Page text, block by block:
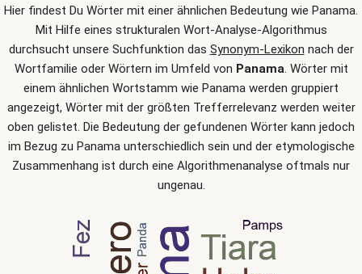
Hier findest Du Wörter mit einer ähnlichen Bedeutung wie Panama.
Mit Hilfe eines strukturalen Wort-Analyse-Algorithmus
durchsucht unsere Suchfunktion das Synonym-Lexikon nach der
Wortfamilie oder Wörtern im Umfeld von Panama. Wörter mit
einem ähnlichen Wortstamm wie Panama werden gruppiert
angezeigt, Wörter mit der größten Trefferrelevanz werden weiter
oben gelistet. Die Bedeutung der gefundenen Wörter kann jedoch
im Bezug zu Panama unterschiedlich sein und der etymologische
Zusammenhang ist durch eine Algorithmenanalyse oftmals nur
ungenau.